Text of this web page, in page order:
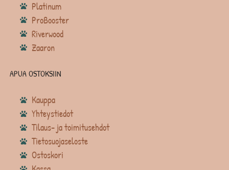
Platinum
ProBooster
Riverwood
Zaaron
APUA OSTOKSIIN
Kauppa
Yhteystiedot
Tilaus- ja toimitusehdot
Tietosuojaseloste
Ostoskori